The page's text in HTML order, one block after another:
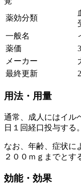
薬効分類
一般名
薬価
メーカー
最終更新
用法・用量
通常、成人にはイル
日１回経口投与する。
なお、年齢、症状に
２００ｍｇまでとす
効能・効果